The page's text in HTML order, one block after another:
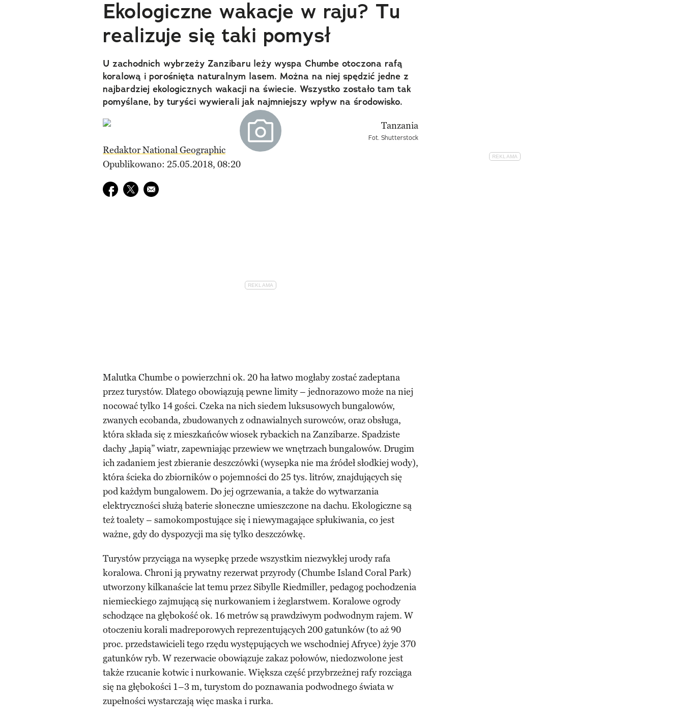
Ekologiczne wakacje w raju? Tu
realizuje się taki pomysł
U zachodnich wybrzeży Zanzibaru leży wyspa Chumbe otoczona rafą
koralową i porośnięta naturalnym lasem. Można na niej spędzić jedne z
najbardziej ekologicznych wakacji na świecie. Wszystko zostało tam tak
pomyślane, by turyści wywierali jak najmniejszy wpływ na środowisko.
Fot. Shutterstock
Redaktor National Geographic
Opublikowano: 25.05.2018, 08:20
Udostępnij na facebook
Udostępnij na twitter
E-mail do przyjaciela
Malutka Chumbe o powierzchni ok. 20 ha łatwo mogłaby zostać zadeptana
przez turystów. Dlatego obowiązują pewne limity – jednorazowo może na niej
nocować tylko 14 gości. Czeka na nich siedem luksusowych bungalowów,
zwanych ecobanda, zbudowanych z odnawialnych surowców, oraz obsługa,
która składa się z mieszkańców wiosek rybackich na Zanzibarze. Spadziste
dachy „łapią” wiatr, zapewniając przewiew we wnętrzach bungalowów. Drugim
ich zadaniem jest zbieranie deszczówki (wysepka nie ma źródeł słodkiej wody),
która ścieka do zbiorników o pojemności do 25 tys. litrów, znajdujących się
pod każdym bungalowem. Do jej ogrzewania, a także do wytwarzania
elektryczności służą baterie słoneczne umieszczone na dachu. Ekologiczne są
też toalety – samokompostujące się i niewymagające spłukiwania, co jest
ważne, gdy do dyspozycji ma się tylko deszczówkę.
Turystów przyciąga na wysepkę przede wszystkim niezwykłej urody rafa
koralowa. Chroni ją prywatny rezerwat przyrody (Chumbe Island Coral Park)
utworzony kilkanaście lat temu przez Sibylle Riedmiller, pedagog pochodzenia
niemieckiego zajmującą się nurkowaniem i żeglarstwem. Koralowe ogrody
schodzące na głębokość ok. 16 metrów są prawdziwym podwodnym rajem. W
otoczeniu korali madreporowych reprezentujących 200 gatunków (to aż 90
proc. przedstawicieli tego rzędu występujących we wschodniej Afryce) żyje 370
gatunków ryb. W rezerwacie obowiązuje zakaz połowów, niedozwolone jest
także rzucanie kotwic i nurkowanie. Większa część przybrzeżnej rafy rozciąga
się na głębokości 1–3 m, turystom do poznawania podwodnego świata w
zupełności wystarczają więc maska i rurka.